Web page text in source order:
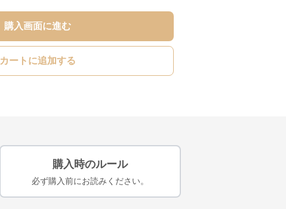
購入画面に進む
カートに追加する
購入時のルール
必ず購入前にお読みください。